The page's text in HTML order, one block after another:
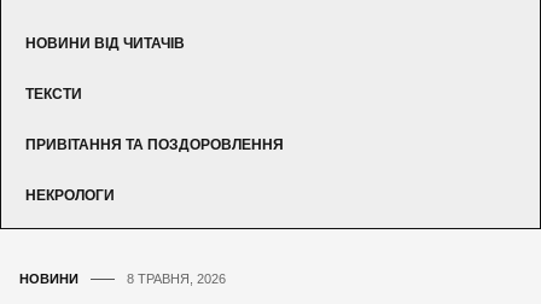
НОВИНИ ВІД ЧИТАЧІВ
ТЕКСТИ
ПРИВІТАННЯ ТА ПОЗДОРОВЛЕННЯ
НЕКРОЛОГИ
НОВИНИ 8 ТРАВНЯ, 2026